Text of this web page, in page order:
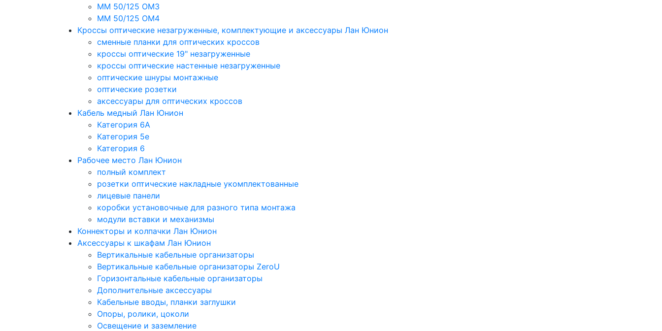
MM 50/125 OM3
MM 50/125 OM4
Кроссы оптические незагруженные, комплектующие и аксессуары Лан Юнион
сменные планки для оптических кроссов
кроссы оптические 19" незагруженные
кроссы оптические настенные незагруженные
оптические шнуры монтажные
оптические розетки
аксессуары для оптических кроссов
Кабель медный Лан Юнион
Категория 6A
Категория 5e
Категория 6
Рабочее место Лан Юнион
полный комплект
розетки оптические накладные укомплектованные
лицевые панели
коробки установочные для разного типа монтажа
модули вставки и механизмы
Коннекторы и колпачки Лан Юнион
Аксессуары к шкафам Лан Юнион
Вертикальные кабельные организаторы
Вертикальные кабельные организаторы ZeroU
Горизонтальные кабельные организаторы
Дополнительные аксессуары
Кабельные вводы, планки заглушки
Опоры, ролики, цоколи
Освещение и заземление